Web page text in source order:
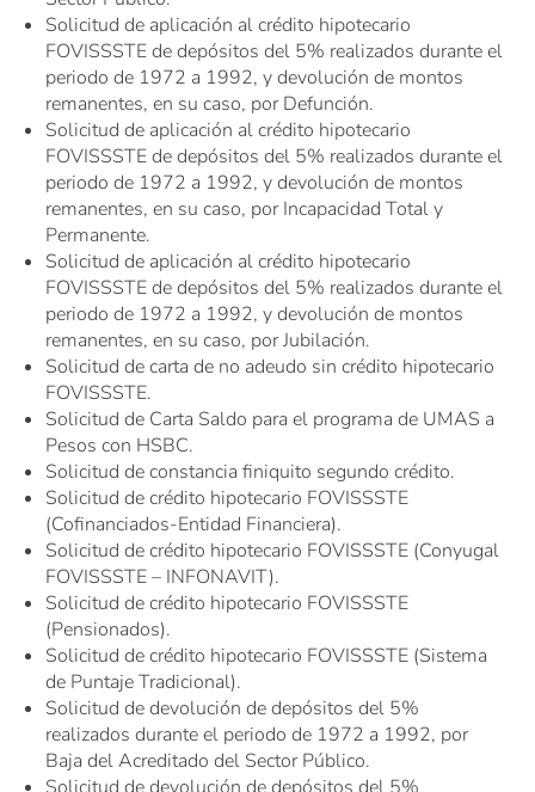
Solicitud de aplicación al crédito hipotecario
FOVISSSTE de depósitos del 5% realizados durante el
periodo de 1972 a 1992, y devolución de montos
remanentes, en su caso, por Defunción.
Solicitud de aplicación al crédito hipotecario
FOVISSSTE de depósitos del 5% realizados durante el
periodo de 1972 a 1992, y devolución de montos
remanentes, en su caso, por Incapacidad Total y
Permanente.
Solicitud de aplicación al crédito hipotecario
FOVISSSTE de depósitos del 5% realizados durante el
periodo de 1972 a 1992, y devolución de montos
remanentes, en su caso, por Jubilación.
Solicitud de carta de no adeudo sin crédito hipotecario
FOVISSSTE.
Solicitud de Carta Saldo para el programa de UMAS a
Pesos con HSBC.
Solicitud de constancia finiquito segundo crédito.
Solicitud de crédito hipotecario FOVISSSTE
(Cofinanciados-Entidad Financiera).
Solicitud de crédito hipotecario FOVISSSTE (Conyugal
FOVISSSTE – INFONAVIT).
Solicitud de crédito hipotecario FOVISSSTE
(Pensionados).
Solicitud de crédito hipotecario FOVISSSTE (Sistema
de Puntaje Tradicional).
Solicitud de devolución de depósitos del 5%
realizados durante el periodo de 1972 a 1992, por
Baja del Acreditado del Sector Público.
Solicitud de devolución de depósitos del 5%